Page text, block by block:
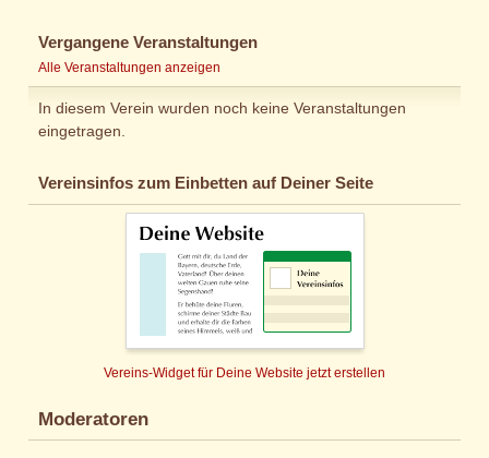
Vergangene Veranstaltungen
Alle Veranstaltungen anzeigen
In diesem Verein wurden noch keine Veranstaltungen
eingetragen.
Vereinsinfos zum Einbetten auf Deiner Seite
Vereins-Widget für Deine Website jetzt erstellen
Moderatoren